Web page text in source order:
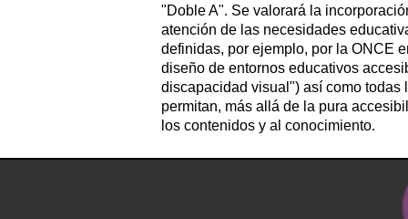
"Doble A". Se valorará la
atención de las necesidades
definidas, por ejemplo, por la ONCE
diseño de entornos educativos
discapacidad visual") así como todas
permitan, más allá de la pura
los contenidos y al conocimiento.